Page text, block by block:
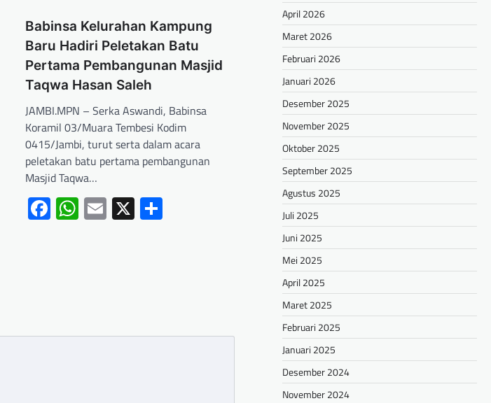
Babinsa Kelurahan Kampung
Baru Hadiri Peletakan Batu
Pertama Pembangunan Masjid
Taqwa Hasan Saleh
JAMBI.MPN – Serka Aswandi, Babinsa
Koramil 03/Muara Tembesi Kodim
0415/Jambi, turut serta dalam acara
peletakan batu pertama pembangunan
Masjid Taqwa…
Facebook
WhatsApp
Email
X Share
April 2026
Maret 2026
Februari 2026
Januari 2026
Desember 2025
November 2025
Oktober 2025
September 2025
Agustus 2025
Juli 2025
Juni 2025
Mei 2025
April 2025
Maret 2025
Februari 2025
Januari 2025
Desember 2024
November 2024